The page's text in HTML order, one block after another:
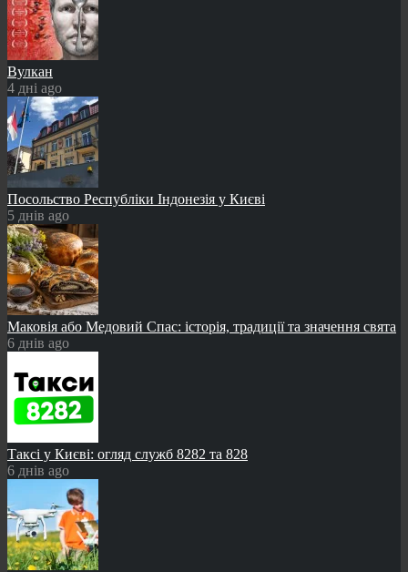
Вулкан
4 дні ago
Посольство Республіки Індонезія у Києві
5 днів ago
Маковія або Медовий Спас: історія, традиції та значення свята
6 днів ago
Таксі у Києві: огляд служб 8282 та 828
6 днів ago